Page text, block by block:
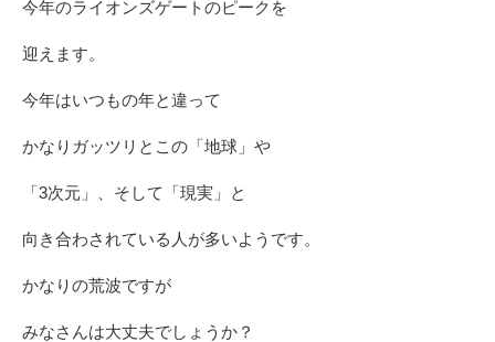
今年のライオンズゲートのピークを
迎えます。
今年はいつもの年と違って
かなりガッツリとこの「地球」や
「3次元」、そして「現実」と
向き合わされている人が多いようです。
かなりの荒波ですが
みなさんは大丈夫でしょうか？